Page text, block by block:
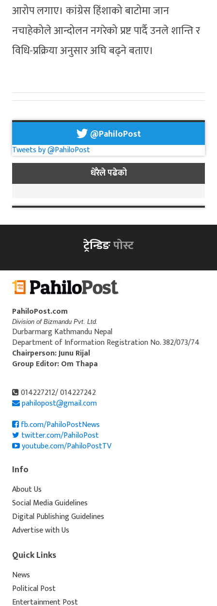
आरोप लगाए। कांग्रेस हिंशाको बाटोमा जान
नचाहेकोले आन्दोलन नगरेको प्रष्ट पार्दै उनले शान्ति र
विधि-प्रक्रिया अनुसार अघि बढ्ने बताए।
@PahiloPost
Tweets by @PahiloPost
धेरैले पढेको
ट्रेन्डिङपोस्ट
PahiloPost.com
Division of Bizmandu Pvt. Ltd.
Durbarmarg Kathmandu Nepal
Department of Information Registration No. 382/073/74
Chairperson: Junu Rijal
Group Editor: Om Thapa
014227212/ 014227242
pahilopost@gmail.com
fb.com/PahiloPostNews
twitter.com/PahiloPost
youtube.com/PahiloPostTV
Info
About Us
Social Media Guidelines
Digital Publishing Guidelines
Advertise with Us
Quick Links
News
Political Post
Entertainment Post